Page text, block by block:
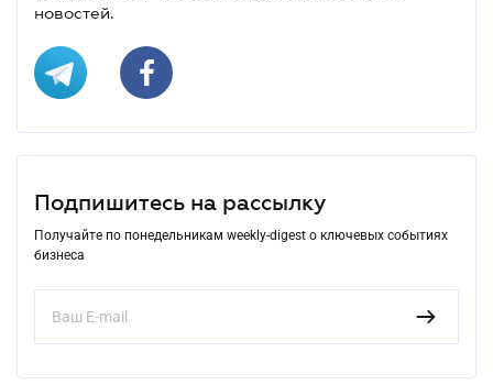
новостей.
Подпишитесь на рассылку
Получайте по понедельникам weekly-digest о ключевых событиях
бизнеса